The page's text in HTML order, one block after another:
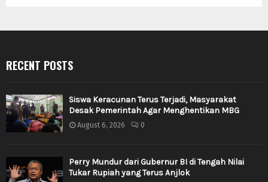
RECENT POSTS
Siswa Keracunan Terus Terjadi, Masyarakat
Desak Pemerintah Agar Menghentikan MBG
August 6, 2026 0
Perry Mundur dari Gubernur BI di Tengah Nilai
Tukar Rupiah yang Terus Anjlok